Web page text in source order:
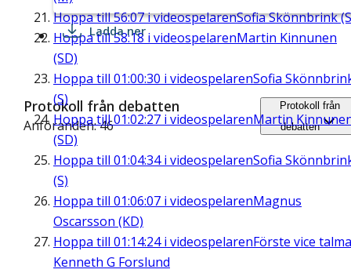
Hoppa till56:07i videospelarenSofia Skönnbrink
Hoppa till58:18 i videospelarenMartin Kinnunen
(SD)
Hoppa till 01:00:30 i videospelarenSofia
(S)
Hoppa till01:02:27 i videospelarenMartin
(SD)
Hoppa till 01:04:34i videospelarenSofia
(S)
Hoppa till 01:06:07 i videospelarenMagnus
Oscarsson (KD)
Hoppa till 01:14:24i videospelarenFörste vice
Kenneth G Forslund
Ladda ner
Protokoll från debatten
Anföranden: 46
Protokoll från
debatten